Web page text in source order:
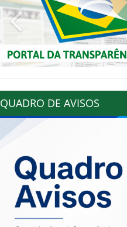
Previous
QUADRO DE AVISOS